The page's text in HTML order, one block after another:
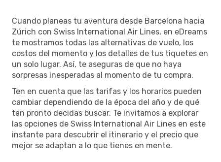
Cuando planeas tu aventura desde Barcelona hacia
Zúrich con Swiss International Air Lines, en eDreams
te mostramos todas las alternativas de vuelo, los
costos del momento y los detalles de tus tiquetes en
un solo lugar. Así, te aseguras de que no haya
sorpresas inesperadas al momento de tu compra.
Ten en cuenta que las tarifas y los horarios pueden
cambiar dependiendo de la época del año y de qué
tan pronto decidas buscar. Te invitamos a explorar
las opciones de Swiss International Air Lines en este
instante para descubrir el itinerario y el precio que
mejor se adaptan a lo que tienes en mente.